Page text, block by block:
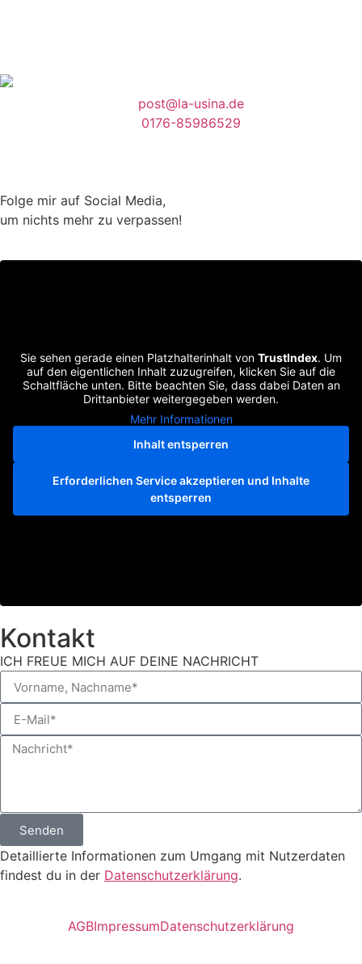
post@la-usina.de
0176-85986529
Folge mir auf Social Media,
um nichts mehr zu verpassen!
Sie sehen gerade einen Platzhalterinhalt von TrustIndex. Um
auf den eigentlichen Inhalt zuzugreifen, klicken Sie auf die
Schaltfläche unten. Bitte beachten Sie, dass dabei Daten an
Drittanbieter weitergegeben werden.
Mehr Informationen
Inhalt entsperren
Erforderlichen Service akzeptieren und Inhalte
entsperren
Kontakt
ICH FREUE MICH AUF DEINE NACHRICHT
Senden
Detaillierte Informationen zum Umgang mit Nutzerdaten
findest du in der Datenschutzerklärung.
AGBImpressumDatenschutzerklärung